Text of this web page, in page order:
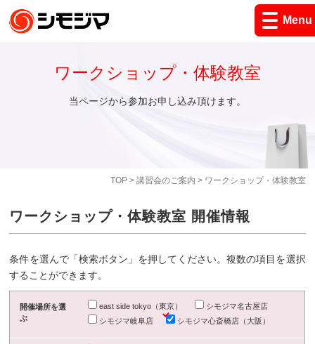
Menu
TOP> 講習会のご案内 > ワークショップ・体験教室
ワークショップ・体験教室
当ページから参加お申し込み頂けます。
ワークショップ・体験教室 開催情報
条件を選んで「検索ボタン」を押してください。複数の項目を選択
することができます。
開催場所を選
ぶ
east side tokyo（東京）
シモジマ名古屋店
シモジマ岐阜店
シモジマ心斎橋店（大阪）